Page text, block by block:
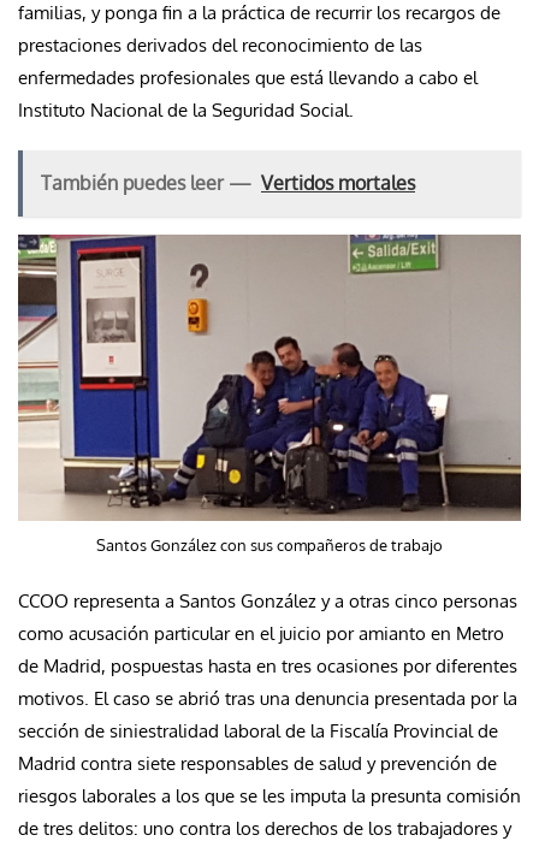
familias, y ponga fin a la práctica de recurrir los recargos de
prestaciones derivados del reconocimiento de las
enfermedades profesionales que está llevando a cabo el
Instituto Nacional de la Seguridad Social.
También puedes leer — Vertidos mortales
Santos González con sus compañeros de trabajo
CCOO representa a Santos González y a otras cinco personas
como acusación particular en el juicio por amianto en Metro
de Madrid, pospuestas hasta en tres ocasiones por diferentes
motivos. El caso se abrió tras una denuncia presentada por la
sección de siniestralidad laboral de la Fiscalía Provincial de
Madrid contra siete responsables de salud y prevención de
riesgos laborales a los que se les imputa la presunta comisión
de tres delitos: uno contra los derechos de los trabajadores y